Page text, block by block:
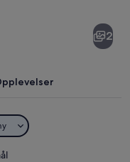
2